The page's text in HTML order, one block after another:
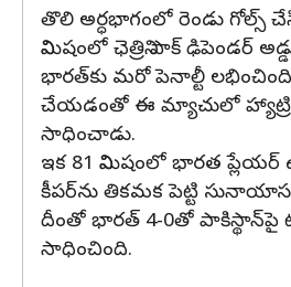
తొలి అర్ధభాగంలో రెండు గోల్స్
నిమిషంలో ఛెత్రిని పాక్ ఢిపెండర్
భారత్‌కు మరో పెనాల్టీ
చేయడంతో ఈ మ్యాచులో
సాధించాడు.
ఇక 81 నిమిషంలో భారత
కీపర్‌ను తికమక పెట్టి
దీంతో భారత్ 4-0తో
సాధించింది.